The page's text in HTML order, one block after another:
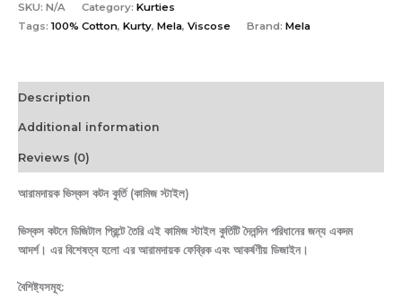
SKU: N/A Category: Kurties
Tags: 100% Cotton, Kurty, Mela, Viscose Brand: Mela
Description
Additional information
Reviews (0)
আরামদায়ক ভিস্কস কটন কুর্তি (কামিজ স্টাইল)
ভিস্কস কটনে ডিজিটাল প্রিন্টে তৈরি এই কামিজ স্টাইল কুর্তিটি দৈনন্দিন পরিধানের জন্য একদম
আদর্শ। এর বিশেষত্ব হলো এর আরামদায়ক ফেব্রিক এবং আকর্ষণীয় ডিজাইন।
বৈশিষ্ট্যসমূহ: